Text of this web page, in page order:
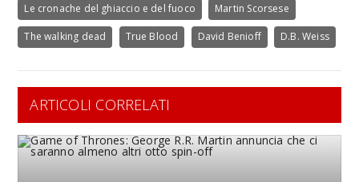
Le cronache del ghiaccio e del fuoco Martin Scorsese
The walking dead True Blood David Benioff D.B. Weiss
ARTICOLI CORRELATI